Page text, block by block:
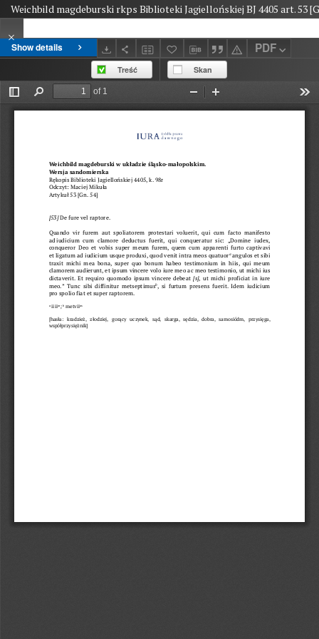
Show details PDF
Weichbild magdeburski rkps Biblioteki Jagiellońskiej BJ 4405 art. 53
Treść Skan